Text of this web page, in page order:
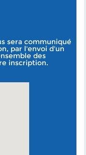
sera communiqué
par l'envoi d'un
des
inscription.